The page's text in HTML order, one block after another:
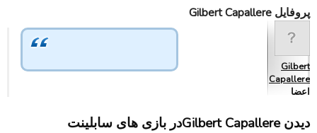
پروفایل Gilbert Capallere
Gilbert
Capallere
اعضا
دیدن Gilbert Capallereدر بازی های سابلینت